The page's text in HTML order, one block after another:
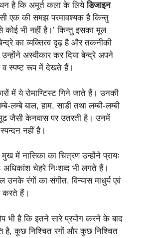
है कि अमूर्त कला के लियेडिजाइन
एक की समझ परमावश्यक है किन्तु
कोई भी नहीं है।’ किन्तु इसका मूल
का व्यक्तित्व दृढ़ है और तकनीकी
अस्वीकार कर दिया बेन्द्रे अपने
स्पष्ट रूप में देखते हैं।
में ये रोमाण्टिस्ट गिने जाते हैं। उनकी
लम्बे बाल, हाम, साडी तथा लम्बी-लम्बी
जैसी केनवास पर उतरती है। उनमें
नहीं है।
में नासिका का चित्रण उन्होंने प्रायः
अधिकांश चेहरे निःशब्द भी लगते हैं।
उनके रंगों का संगीत, विन्यास माधुर्य एवं
करते हैं।
भी है कि इतने सारे प्रयोग करने के बाद
है, कुछ निश्चित रगों और कुछ निश्चित